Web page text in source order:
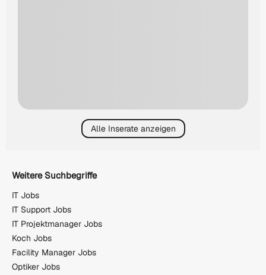
Alle Inserate anzeigen
Weitere Suchbegriffe
IT Jobs
IT Support Jobs
IT Projektmanager Jobs
Koch Jobs
Facility Manager Jobs
Optiker Jobs